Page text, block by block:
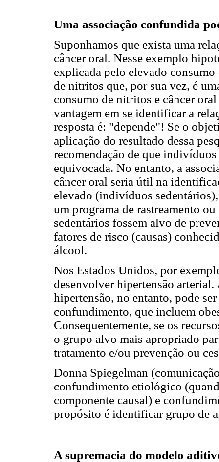
Uma associação confundida
Suponhamos que exista uma
câncer oral. Nesse exemplo
explicada pelo elevado
de nitritos que, por sua vez, é
consumo de nitritos e câncer
vantagem em se identificar a
resposta é: "depende"! Se o
aplicação do resultado dessa
recomendação de que
equivocada. No entanto, a
câncer oral seria útil na
elevado (indivíduos
um programa de rastreamento
sedentários fossem alvo de
fatores de risco (causas)
álcool.
Nos Estados Unidos, por
desenvolver hipertensão arterial.
hipertensão, no entanto, pode
confundimento, que incluem
Consequentemente, se os
o grupo alvo mais apropriado
tratamento e/ou prevenção ou
Donna Spiegelman
confundimento etiológico
componente causal) e
propósito é identificar grupo de
A supremacia do modelo